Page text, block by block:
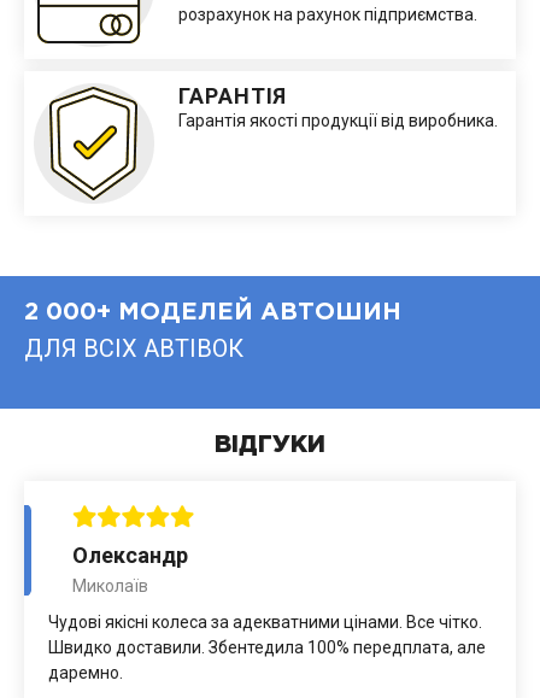
розрахунок на рахунок підприємства.
ГАРАНТІЯ
Гарантія якості продукції від виробника.
2 000+ МОДЕЛЕЙ АВТОШИН
ДЛЯ ВСІХ АВТІВОК
ВІДГУКИ
Олександр
Миколаїв
Чудові якісні колеса за адекватними цінами. Все чітко.
Швидко доставили. Збентедила 100% передплата, але
даремно.